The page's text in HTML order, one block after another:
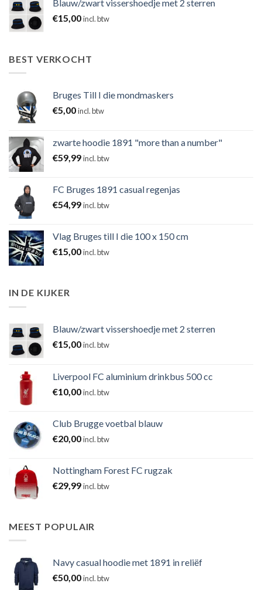
Blauw/zwart vissershoedje met 2 sterren
€15,00incl. btw
BEST VERKOCHT
Bruges Till I die mondmaskers
€5,00incl. btw
zwarte hoodie 1891 "more than a number"
€59,99incl. btw
FC Bruges 1891 casual regenjas
€54,99incl. btw
Vlag Bruges till I die 100 x 150 cm
€15,00incl. btw
IN DE KIJKER
Blauw/zwart vissershoedje met 2 sterren
€15,00incl. btw
Liverpool FC aluminium drinkbus 500 cc
€10,00incl. btw
Club Brugge voetbal blauw
€20,00incl. btw
Nottingham Forest FC rugzak
€29,99incl. btw
MEEST POPULAIR
Navy casual hoodie met 1891 in reliëf
€50,00incl. btw